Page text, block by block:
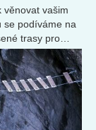
věnovat vašim
se podíváme na
trasy pro